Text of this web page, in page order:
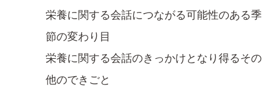
栄養に関する会話につながる可能性のある季
節の変わり目
栄養に関する会話のきっかけとなり得るその
他のできごと